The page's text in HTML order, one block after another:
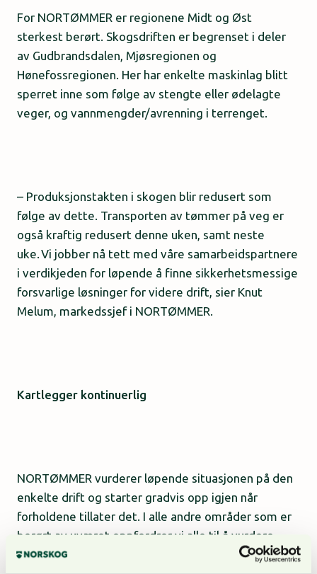
For NORTØMMER er regionene Midt og Øst
sterkest berørt. Skogsdriften er begrenset i deler
av Gudbrandsdalen, Mjøsregionen og
Hønefossregionen. Her har enkelte maskinlag blitt
sperret inne som følge av stengte eller ødelagte
veger, og vannmengder/avrenning i terrenget.
– Produksjonstakten i skogen blir redusert som
følge av dette. Transporten av tømmer på veg er
også kraftig redusert denne uken, samt neste
uke. Vi jobber nå tett med våre samarbeidspartnere
i verdikjeden for løpende å finne sikkerhetsmessige
forsvarlige løsninger for videre drift, sier Knut
Melum, markedssjef i NORTØMMER.
Kartlegger kontinuerlig
NORTØMMER vurderer løpende situasjonen på den
enkelte drift og starter gradvis opp igjen når
forholdene tillater det. I alle andre områder som er
berørt av uværet oppfordrer vi alle til å vurdere
forholdene. Er det usikkerhet skal man avvente til